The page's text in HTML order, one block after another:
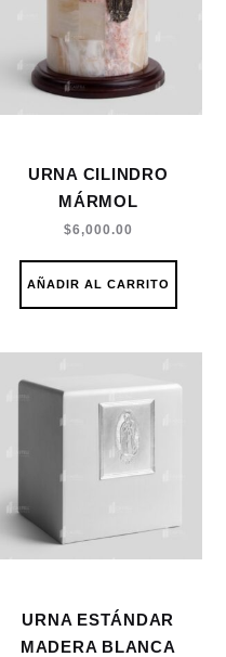
URNA CILINDRO
MÁRMOL
$6,000.00
AÑADIR AL CARRITO
URNA ESTÁNDAR
MADERA BLANCA